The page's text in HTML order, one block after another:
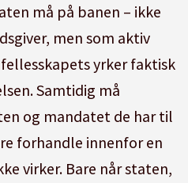
må på banen – ikke
men som aktiv
yrker faktisk
Samtidig må
og mandatet de har til
forhandle innenfor en
virker. Bare når staten,